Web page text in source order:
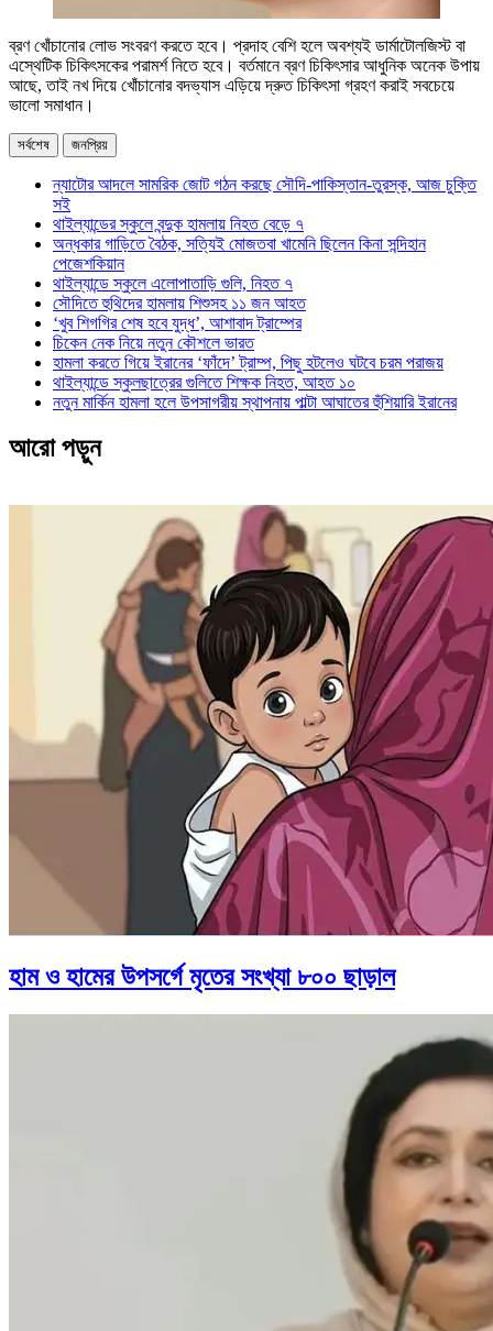
ব্রণ খোঁচানোর লোভ সংবরণ করতে হবে। প্রদাহ বেশি হলে অবশ্যই ডার্মাটোলজিস্ট বা
এস্থেটিক চিকিৎসকের পরামর্শ নিতে হবে। বর্তমানে ব্রণ চিকিৎসার আধুনিক অনেক উপায়
আছে, তাই নখ দিয়ে খোঁচানোর বদভ্যাস এড়িয়ে দ্রুত চিকিৎসা গ্রহণ করাই সবচেয়ে
ভালো সমাধান।
সর্বশেষ জনপ্রিয়
ন্যাটোর আদলে সামরিক জোট গঠন করছে সৌদি-পাকিস্তান-তুরস্ক, আজ চুক্তি
সই
থাইল্যান্ডের স্কুলে বন্দুক হামলায় নিহত বেড়ে ৭
অন্ধকার গাড়িতে বৈঠক, সত্যিই মোজতবা খামেনি ছিলেন কিনা সন্দিহান
পেজেশকিয়ান
থাইল্যান্ডে স্কুলে এলোপাতাড়ি গুলি, নিহত ৭
সৌদিতে হুথিদের হামলায় শিশুসহ ১১ জন আহত
‘খুব শিগগির শেষ হবে যুদ্ধ’, আশাবাদ ট্রাম্পের
চিকেন নেক নিয়ে নতুন কৌশলে ভারত
হামলা করতে গিয়ে ইরানের ‘ফাঁদে’ ট্রাম্প, পিছু হটলেও ঘটবে চরম পরাজয়
থাইল্যান্ডে স্কুলছাত্রের গুলিতে শিক্ষক নিহত, আহত ১০
নতুন মার্কিন হামলা হলে উপসাগরীয় স্থাপনায় পাল্টা আঘাতের হুঁশিয়ারি ইরানের
আরো পড়ুন
হাম ও হামের উপসর্গে মৃতের সংখ্যা ৮০০ ছাড়াল